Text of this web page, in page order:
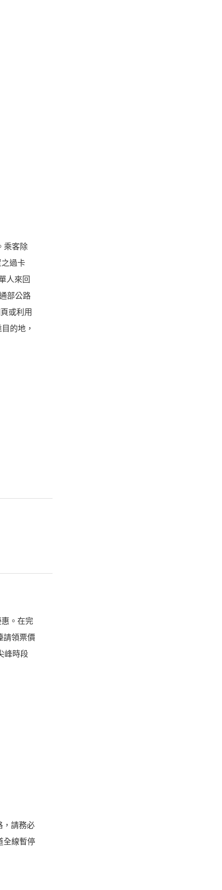
乘客除
過卡
人來回
部公路
或利用
的地，
。在完
請領票價
峰時段
，請務必
全線暫停